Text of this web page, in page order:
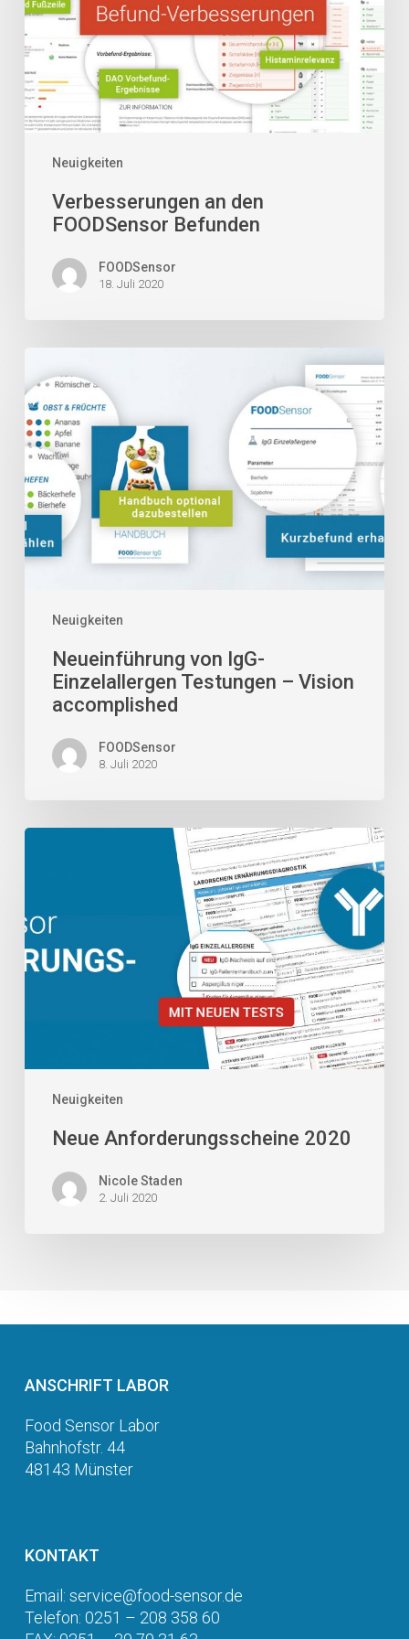
Neuigkeiten
Verbesserungen an den
FOODSensor Befunden
FOODSensor
18. Juli 2020
Neuigkeiten
von
IgG-
Einzelallergen
Testungen
Vision
accomplished
Neueinführung von IgG-
Einzelallergen Testungen – Vision
accomplished
FOODSensor
8. Juli 2020
Neuigkeiten
Neue
Anforderungsscheine
Neue Anforderungsscheine 2020
Nicole Staden
2. Juli 2020
ANSCHRIFT LABOR
Food Sensor Labor
Bahnhofstr. 44
48143 Münster
KONTAKT
Email: service@food-sensor.de
Telefon: 0251 – 208 358 60